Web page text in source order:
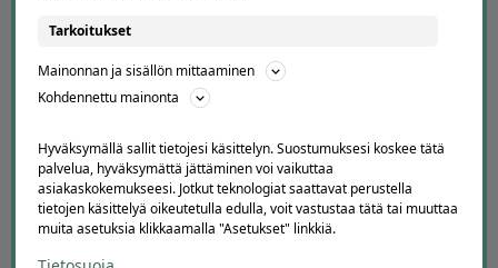
APUA JA NEUVOJA
Peruuta tilaus
Asiakaspalvelu
Tarkoitukset
Mainonnan ja sisällön mittaaminen
Kohdennettu mainonta
Hyväksymällä sallit tietojesi käsittelyn. Suostumuksesi koskee tätä
palvelua, hyväksymättä jättäminen voi vaikuttaa
asiakaskokemukseesi. Jotkut teknologiat saattavat perustella
tietojen käsittelyä oikeutetulla edulla, voit vastustaa tätä tai muuttaa
muita asetuksia klikkaamalla "Asetukset" linkkiä.